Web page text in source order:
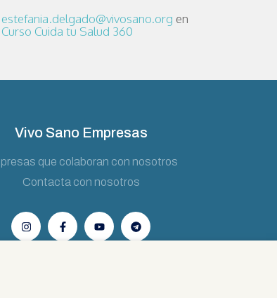
estefania.delgado@vivosano.org en
Curso Cuida tu Salud 360
Vivo Sano Empresas
que colaboran con nosotros
Contacta con nosotros